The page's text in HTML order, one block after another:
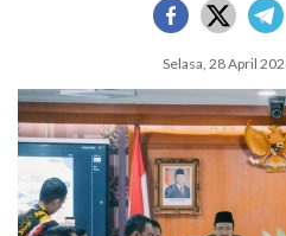
Selasa, 28 April